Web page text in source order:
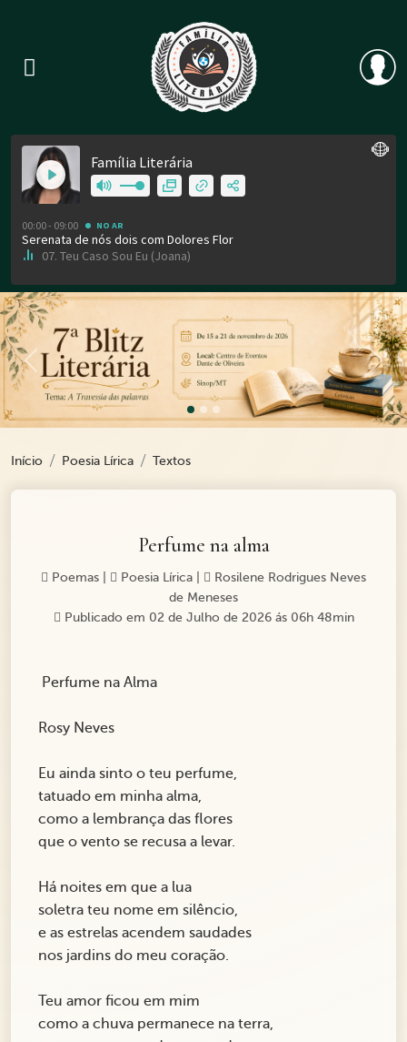
Previous
Início Poesia Lírica Textos
Perfume na alma
Poemas Poesia Lírica
Rosilene Rodrigues Neves
de Meneses
Publicado em 02 de Julho de 2026 ás 06h 48min
Perfume na Alma
Rosy Neves
Eu ainda sinto o teu perfume,
tatuado em minha alma,
como a lembrança das flores
que o vento se recusa a levar.
Há noites em que a lua
soletra teu nome em silêncio,
e as estrelas acendem saudades
nos jardins do meu coração.
Teu amor ficou em mim
como a chuva permanece na terra,